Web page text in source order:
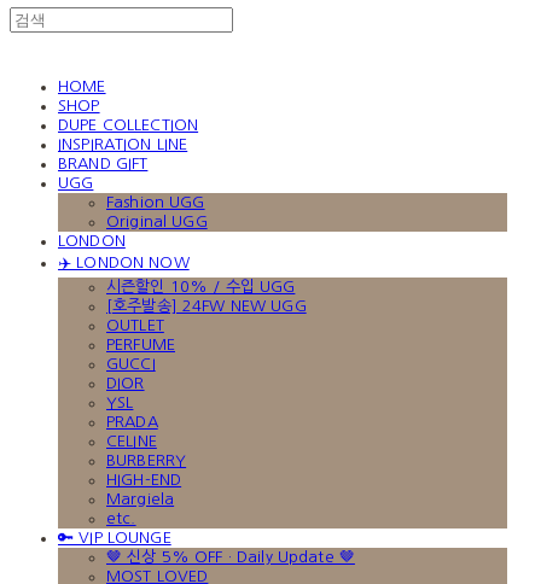
HOME
SHOP
DUPE COLLECTION
INSPIRATION LINE
BRAND GIFT
UGG
Fashion UGG
Original UGG
LONDON
✈️ LONDON NOW
시즌할인 10% / 수입 UGG
[호주발송] 24FW NEW UGG
OUTLET
PERFUME
GUCCI
DIOR
YSL
PRADA
CELINE
BURBERRY
HIGH-END
Margiela
etc.
🔑 VIP LOUNGE
🤎 신상 5% OFF · Daily Update 🤎
MOST LOVED